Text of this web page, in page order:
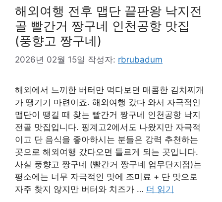
해외여행 전후 맵단 끝판왕 낙지전
골 빨간거 짱구네 인천공항 맛집
(풍향고 짱구네)
2026년 02월 15일 작성자: rbrubadum
해외에서 느끼한 버터만 먹다보면 매콤한 김치찌개
가 땡기기 마련이죠. 해외여행 갔다 와서 자극적인
맵단이 땡길 때 찾는 빨간거 짱구네 인천공항 낙지
전골 맛집입니다. 핑계고2에서도 나왔지만 자극적
이고 단 음식을 좋아하시는 분들은 강력 추천하는
곳으로 해외여행 갔다오면 들르게 되는 곳입니다.
사실 풍향고 짱구네 (빨간거 짱구네 업무단지점)는
평소에는 너무 자극적인 맛에 조미료 + 단 맛으로
자주 찾지 않지만 버터와 치즈가 … 더 읽기